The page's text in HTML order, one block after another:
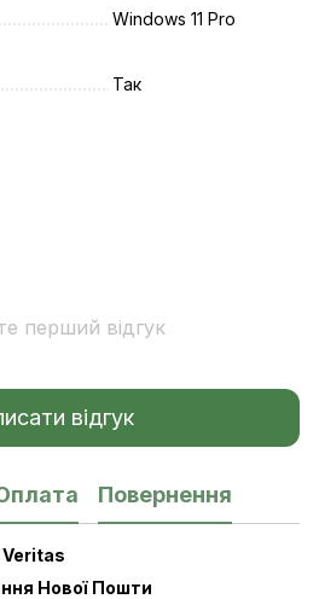
Windows 11 Pro
Так
перший відгук
відгук
Повернення
Veritas
Нової Пошти